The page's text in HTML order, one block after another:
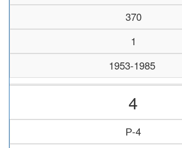
370
1
1953-1985
4
Р-4